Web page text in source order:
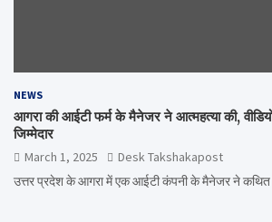
NEWS
आगरा की आईटी फर्म के मैनेजर ने आत्महत्या की, वीडियो
जिम्मेदार
March 1, 2025
Desk Takshakapost
उत्तर प्रदेश के आगरा में एक आईटी कंपनी के मैनेजर ने कथित